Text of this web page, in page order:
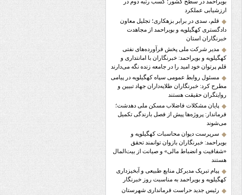
بویراحمد در سطح کشور؛ کسب رتبه دوم در
ارزشیابی عملکرد
قلم، سدی در برابر بزهکاری؛ تجلیل معاون
دادگستری کهگیلویه و بویراحمد از مجاهدت
خبرنگاران استان
مدیر شرکت ملی پخش فرآورده‌های نفتی
کهگیلویه و بویراحمد: خبرنگاران با امانتداری و
قلم پرتوان خود امید را در جامعه زنده نگه می‌دارند
مسئول روابط عمومی سپاه کهگیلویه در پیامی
مطرح کرد: خبرنگاران طلایه‌داران جهاد تبیین و
روایتگران حقیقت هستند
پایان مشکلات فاضلاب مسکن ملی دهدشت؛
فرماندار: پروژه‌ها پیش از فصل بارندگی تکمیل
می‌شوند
سرپرست دیوان محاسبات کهگیلویه و
بویراحمد: خبرنگاران بازوان توانمند تحقق
«شفافیت و انضباط مالی» و صیانت از بیت‌المال
هستند
پیام تبریک مدیرکل منابع طبیعی و آبخیزداری
کهگیلویه و بویراحمد به مناسبت روز خبرنگار
رئیس جدید حراست فرمانداری شهرستان